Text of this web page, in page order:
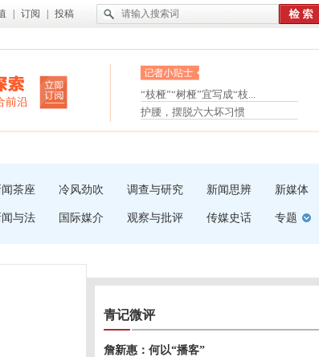
订阅 投稿
眼白变红或是结膜下出血
“枝桠”“树桠”宜写成“枝...
夏天缓解疲劳有三招
护腰，摆脱六大坏习惯
闻茶座 冷风劲吹 调查与研究 新闻思辨 新媒体
闻与法 国际媒介 观察与批评 传媒史话 专题
青记微评
詹新惠：何以“播客”